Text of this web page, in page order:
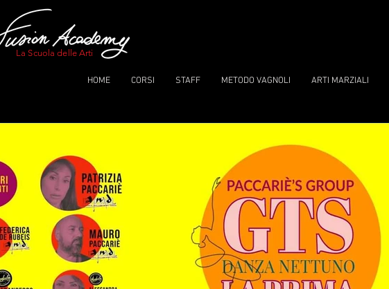
La Scuola delle Arti
HOME CORSI STAFF METODO VAGNOLI ARTI MARZIALI